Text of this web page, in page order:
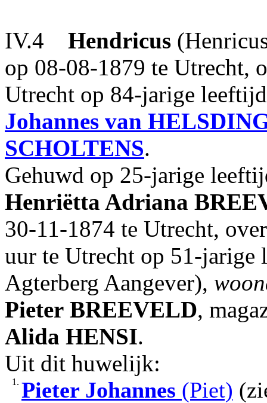
IV.4 Hendricus
op 08-08-1879 te Utrecht,
Utrecht op 84-jarige
Johannes van
SCHOLTENS.
Gehuwd op 25-jarige
Henriëtta Adriana
30-11-1874 te Utrecht,
uur te Utrecht op 51-
Agterberg Aangever),
Pieter BREEVELD,
Alida HENSI.
Uit dit huwelijk:
1. Pieter Johannes (Piet)